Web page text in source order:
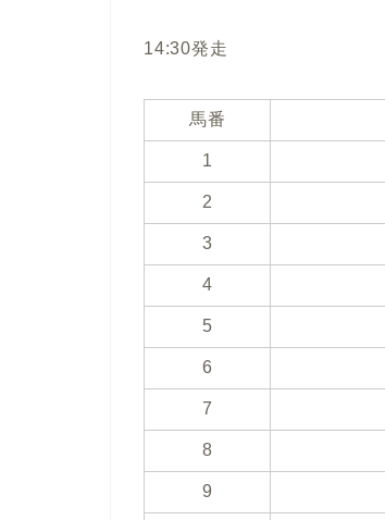
14:30発走
馬番
1
2
3
4
5
6
7
8
9